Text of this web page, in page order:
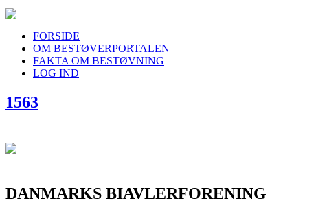
FORSIDE
OM BESTØVERPORTALEN
FAKTA OM BESTØVNING
LOG IND
1563
DANMARKS BIAVLERFORENING